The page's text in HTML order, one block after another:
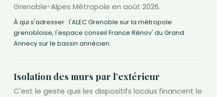
Grenoble-Alpes Métropole en août 2026.
À qui s'adresser : l'ALEC Grenoble sur la métropole
grenobloise, l'espace conseil France Rénov' du Grand
Annecy sur le bassin annécien.
Isolation des murs par l’extérieur
C'est le geste que les dispositifs locaux financent le